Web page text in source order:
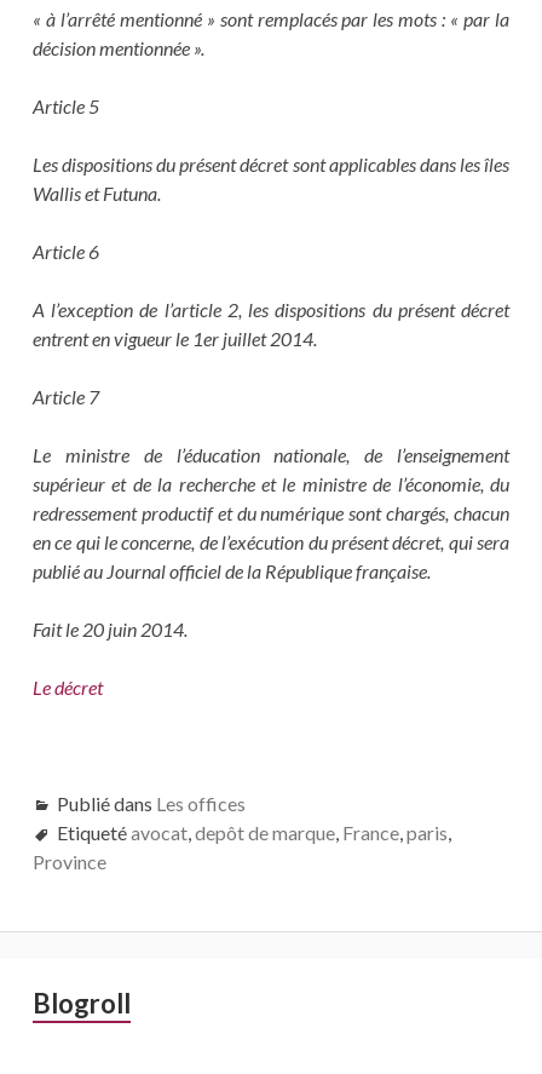
« à l’arrêté mentionné » sont remplacés par les mots : « par la
décision mentionnée ».
Article 5
Les dispositions du présent décret sont applicables dans les îles
Wallis et Futuna.
Article 6
A l’exception de l’article 2, les dispositions du présent décret
entrent en vigueur le 1er juillet 2014.
Article 7
Le ministre de l’éducation nationale, de l’enseignement
supérieur et de la recherche et le ministre de l’économie, du
redressement productif et du numérique sont chargés, chacun
en ce qui le concerne, de l’exécution du présent décret, qui sera
publié au Journal officiel de la République française.
Fait le 20 juin 2014.
Le décret
Publié dans Les offices
Etiquetéavocat, depôt de marque, France, paris
Province
Barre
Blogroll